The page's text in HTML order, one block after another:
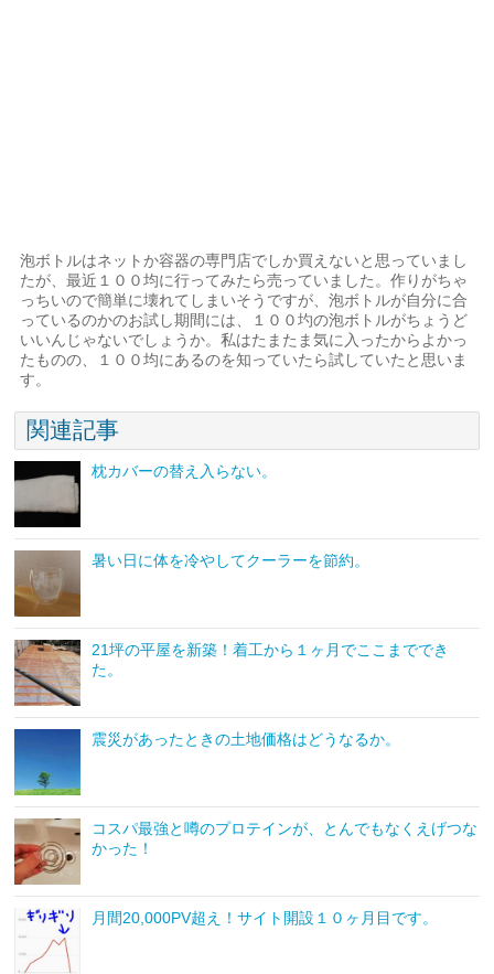
泡ボトルはネットか容器の専門店でしか買えないと思っていまし
たが、最近１００均に行ってみたら売っていました。作りがちゃ
っちいので簡単に壊れてしまいそうですが、泡ボトルが自分に合
っているのかのお試し期間には、１００圴の泡ボトルがちょうど
いいんじゃないでしょうか。私はたまたま気に入ったからよかっ
たものの、１００均にあるのを知っていたら試していたと思いま
す。
関連記事
枕カバーの替え入らない。
暑い日に体を冷やしてクーラーを節約。
21坪の平屋を新築！着工から１ヶ月でここまででき
た。
震災があったときの土地価格はどうなるか。
コスパ最強と噂のプロテインが、とんでもなくえげつな
かった！
月間20,000PV超え！サイト開設１０ヶ月目です。